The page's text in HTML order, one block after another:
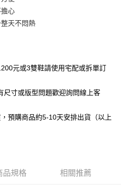
後才付款」的支付方式。 讓您購物簡單
、不需儲值。
，即可結帳。
付款。
付」後，將跳轉至「AFTEE先享後付」
刻繳費，但若您需要取消訂單，請聯絡
)免運費
心
天不悶熱
元或3雙鞋請使用宅配或拆單訂
尺寸或版型問題歡迎詢問線上客
預購商品約5-10天安排出貨（以上
品規格 相關推薦